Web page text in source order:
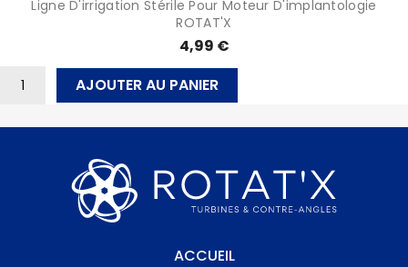
Ligne D'irrigation Stérile Pour Moteur D'implantologie
ROTAT'X
4,99 €
AJOUTER AU PANIER
ACCUEIL